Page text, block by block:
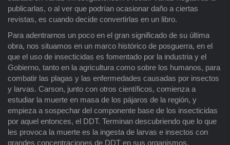
publicarlas, o al ver que podrían ocasionar daño a ciertas
revistas, es cuando decide convertirlas en un libro.
Para adentrarnos un poco en el gran significado de su última
obra, nos situamos en un marco histórico de posguerra, en el
que el uso de insecticidas es fomentado por la industria y el
Gobierno, tanto en la agricultura como sobre los humanos, para
combatir las plagas y las enfermedades causadas por insectos
y larvas. Carson, junto con otros científicos, comienza a
estudiar la muerte en masa de los pájaros de la región, y
empieza a sospechar del componente base de los insecticidas
por aquel entonces, el DDT. Terminan descubriendo que lo que
les provoca la muerte es la ingesta de larvas e insectos con
grandes concentraciones de DDT en sus organismos.